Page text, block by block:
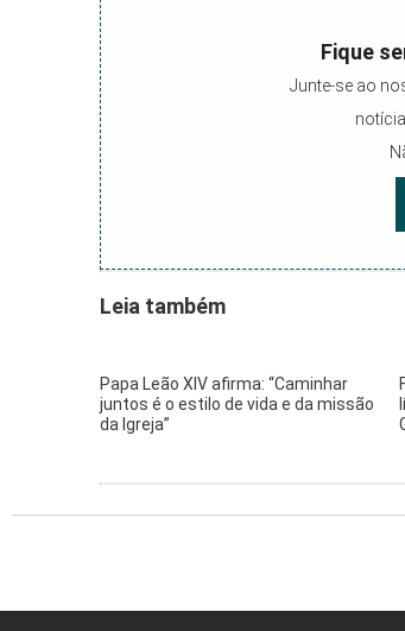
Fique
Junte-se ao
Leia também
Papa Leão XIV afirma: “Caminhar
juntos é o estilo de vida e da missão
da Igreja”